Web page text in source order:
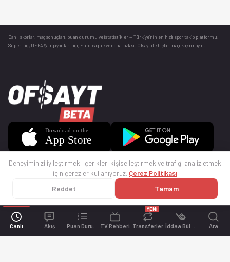
Canlı Akış TV Rehberi Transferler
YENİ
Ara
Canlı skorlar , maç sonuçları, puan durumu ve istatistikler — Türkiye’nin en hızlı spor takip platformu.
Süper Lig, UEFA Şampiyonlar Ligi, Euroleague ve daha fazlası. Ofsayt ile hiçbir maçı kaçırmayın.
© 2025 Ofsayt
Deneyiminizi iyileştirmek, içerikleri kişiselleştirmek ve trafiği analiz etmek
için çerezler kullanıyoruz. Çerez Politikası
Reddet Tamam